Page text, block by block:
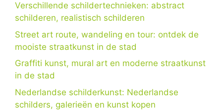
Verschillende schildertechnieken: abstract
schilderen, realistisch schilderen
Street art route, wandeling en tour: ontdek de
mooiste straatkunst in de stad
Graffiti kunst, mural art en moderne straatkunst
in de stad
Nederlandse schilderkunst: Nederlandse
schilders, galerieën en kunst kopen